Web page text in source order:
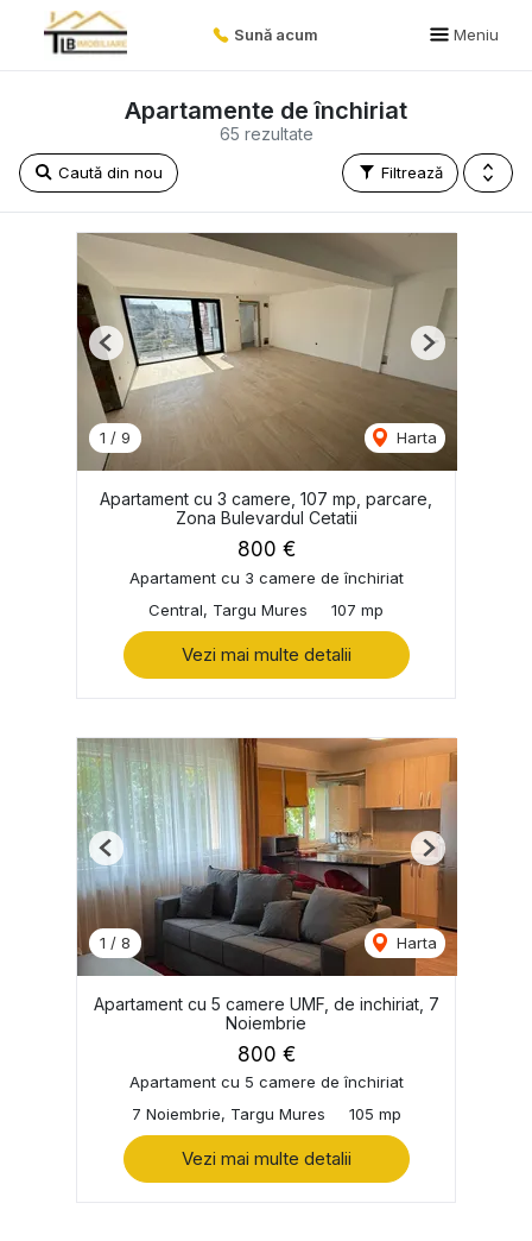
Sună acum Meniu
65 rezultate
Apartamente de închiriat
Filtrează
Caută din nou
1 / 9 Harta
Previous Next
Apartament cu 3 camere, 107 mp, parcare,
Zona Bulevardul Cetatii
800 €
Apartament cu 3 camere de închiriat
Central, Targu Mures
107 mp
Vezi mai multe detalii
1 / 8 Harta
Previous Next
Apartament cu 5 camere UMF, de inchiriat, 7
Noiembrie
800 €
Apartament cu 5 camere de închiriat
7 Noiembrie, Targu Mures
105 mp
Vezi mai multe detalii